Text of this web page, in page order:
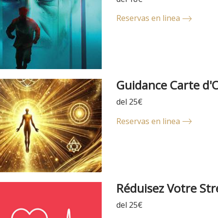
Reservas en linea
Guidance Carte
del 25€
Reservas en linea
Réduisez Votre
del 25€